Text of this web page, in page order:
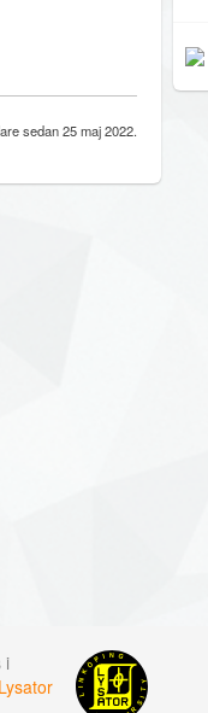
sedan 25 maj 2022.
i
Lysator